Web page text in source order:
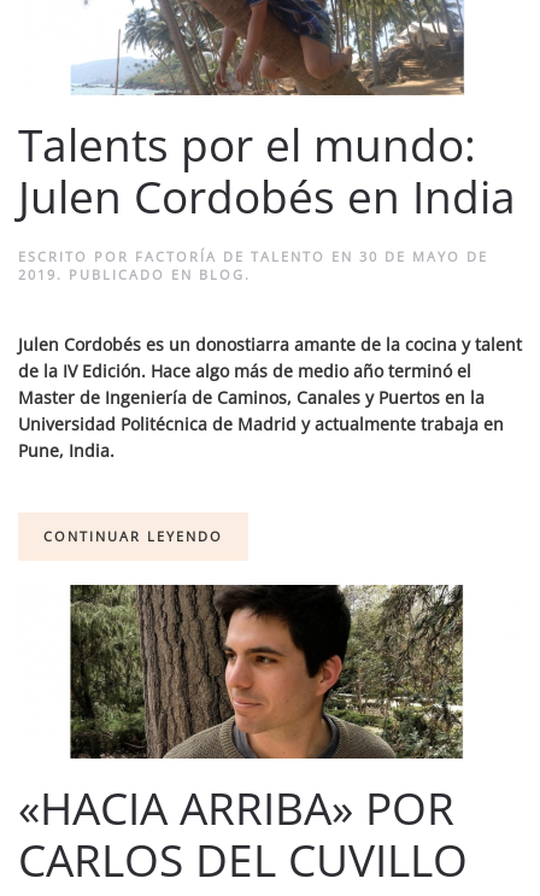
Talents por el mundo:
Julen Cordobés en India
ESCRITO POR FACTORÍA DE TALENTO EN 30 DE MAYO DE
2019 . PUBLICADO EN BLOG .
Julen Cordobés es un donostiarra amante de la cocina y talent
de la IV Edición. Hace algo más de medio año terminó el
Master de Ingeniería de Caminos, Canales y Puertos en la
Universidad Politécnica de Madrid y actualmente trabaja en
Pune, India.
CONTINUAR LEYENDO
«HACIA ARRIBA» POR
CARLOS DEL CUVILLO